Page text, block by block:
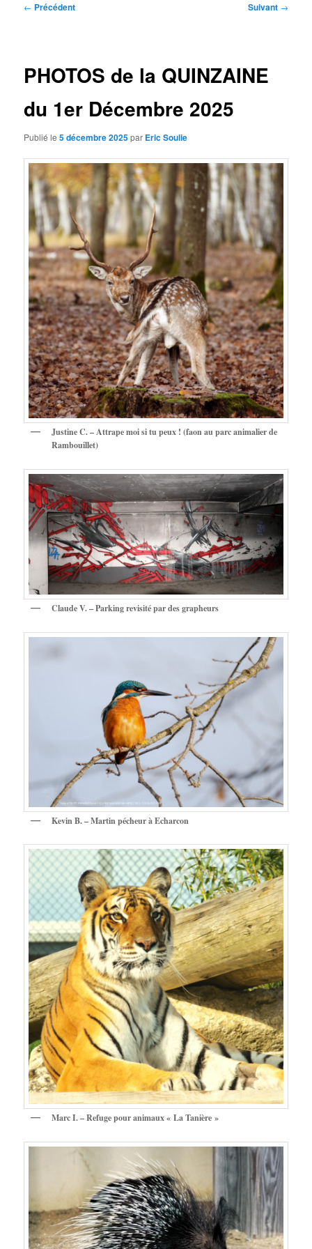
Navigation
← Précédent Suivant →
PHOTOS de la QUINZAINE
du 1er Décembre 2025
Publié le5 décembre 2025par Eric Soulie
Justine C. – Attrape moi si tu peux ! (faon au parc animalier de
Rambouillet)
Claude V. – Parking revisité par des grapheurs
Kevin B. – Martin pécheur à Echarcon
Marc I. – Refuge pour animaux « La Tanière »